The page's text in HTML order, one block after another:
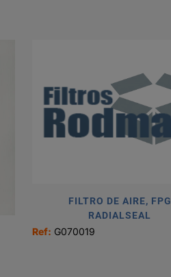
FILTRO DE AIRE, FPG
RADIALSEAL
Ref: G070019